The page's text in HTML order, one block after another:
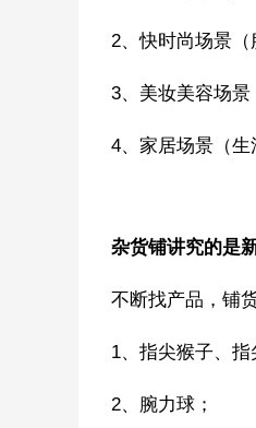
2、快时尚场景（
3、美妆美容场景
4、家居场景（生
杂货铺讲究的是
不断找产品，铺
1、指尖猴子、指
2、腕力球；